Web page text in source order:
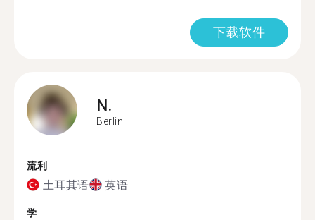
下载软件
N.
Berlin
流利
土耳其语 英语
学